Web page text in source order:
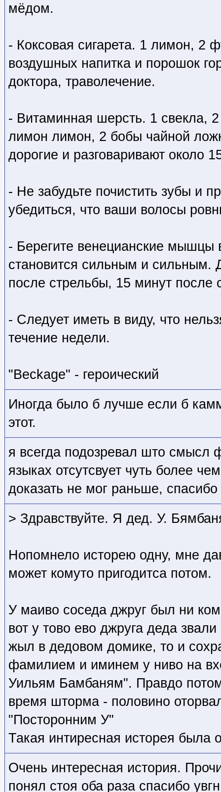
мёдом.
- Коксовая сигарета. 1 лимон, 2
воздушных напитка и порошок
доктора, траволечение.
- Витаминная шерсть. 1 свекла,
лимон лимон, 2 бобы чайной
дорогие и разговаривают около
- Не забудьте почистить зубы и
убедиться, что ваши волосы
- Берегите венецианские мышцы
становится сильным и сильным.
после стрельбы, 15 минут после
- Следует иметь в виду, что
течение недели.
"Beckage" - героический
Иногда было б лучше если б
этот.
я всегда подозревал што смысл
языках отсутсвует чуть более
доказать не мог раньше,
> Здравствуйте. Я дед. У.
Нопомнело исторею одну, мне
может комуто пригодитса потом.
У маиво соседа джруг был ни
вот у тово ево джруга деда
жыл в дедовом домике, то и
фамилием и иминем у ниво на
Уильям Бамбаням". Правдо
время шторма - половино
"Посторонним У"
Такая интиресная исторея была
Очень интересная история.
понял стоя оба раза спасибо